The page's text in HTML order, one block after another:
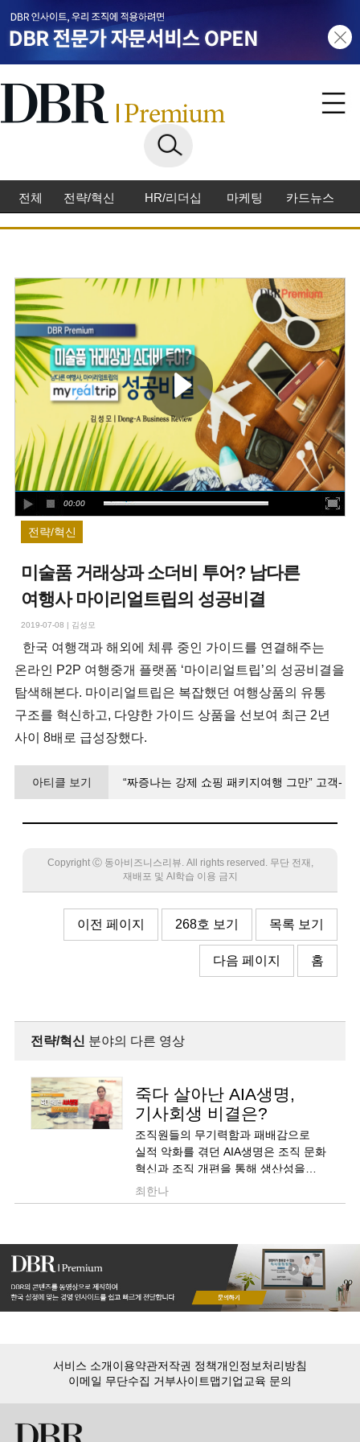
전체 전략/혁신 HR/리더십 마케팅 카드뉴스
00:00
전략/혁신
미술품 거래상과 소더비 투어? 남다른
여행사 마이리얼트립의 성공비결
2019-07-08 | 김성모
한국 여행객과 해외에 체류 중인 가이드를 연결해주는
온라인 P2P 여행중개 플랫폼 ‘마이리얼트립’의 성공비결을
탐색해본다. 마이리얼트립은 복잡했던 여행상품의 유통
구조를 혁신하고, 다양한 가이드 상품을 선보여 최근 2년
사이 8배로 급성장했다.
아티클 보기
“짜증나는 강제 쇼핑 패키지여행 그만” 고객-
Copyright Ⓒ 동아비즈니스리뷰. All rights reserved. 무단 전재,
재배포 및 AI학습 이용 금지
이전 페이지 268호 보기 목록 보기
다음 페이지 홈
전략/혁신 분야의 다른 영상
죽다 살아난 AIA생명,
기사회생 비결은?
조직원들의 무기력함과 패배감으로
실적 악화를 겪던 AIA생명은 조직 문화
혁신과 조직 개편을 통해 생산성을
끌어올리는데 성공했다. 지속적인
커뮤니케이션으로 자발적인 참여와
최한나
서비스 소개이용약관저작권 정책개인정보처리방침
이메일 무단수집 거부사이트맵기업교육 문의